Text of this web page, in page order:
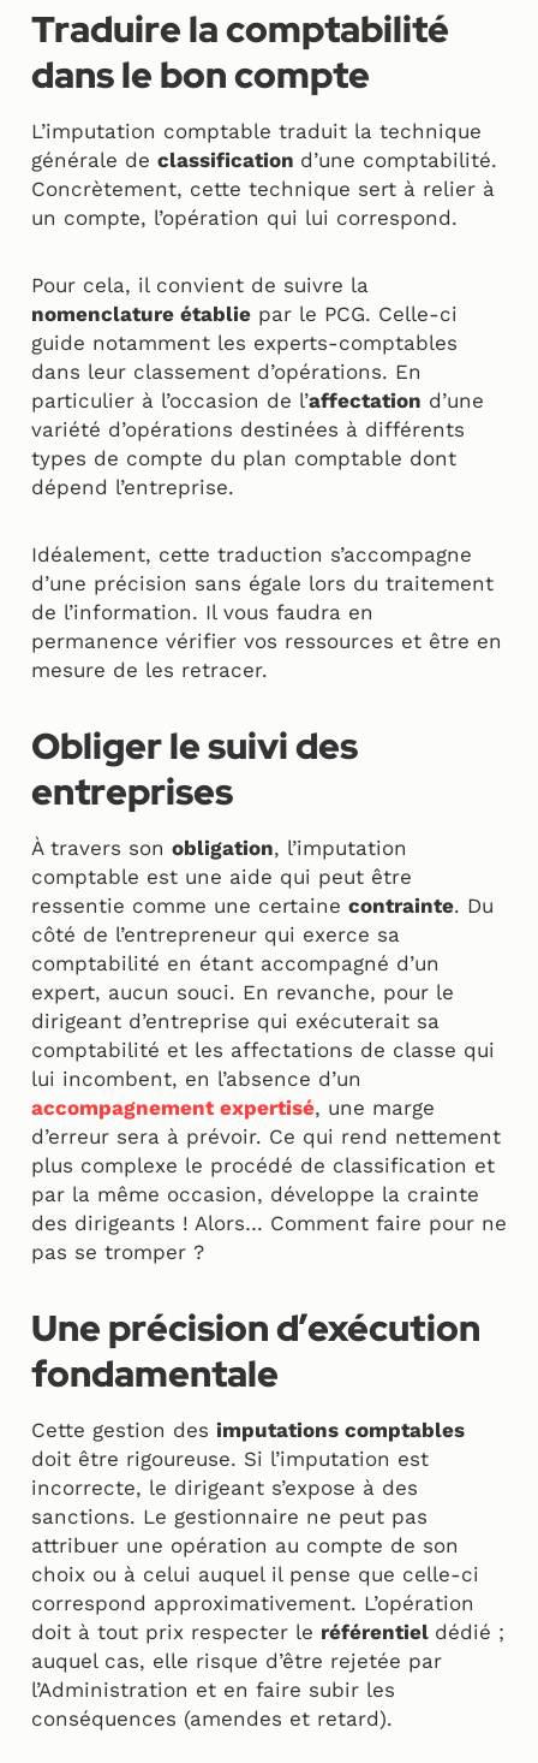
Traduire la comptabilité
dans le bon compte
L’imputation comptable traduit la technique
générale de classification d’une comptabilité.
Concrètement, cette technique sert à relier à
un compte, l’opération qui lui correspond.
Pour cela, il convient de suivre la
nomenclature établie par le PCG. Celle-ci
guide notamment les experts-comptables
dans leur classement d’opérations. En
particulier à l’occasion de l’affectation d’une
variété d’opérations destinées à différents
types de compte du plan comptable dont
dépend l’entreprise.
Idéalement, cette traduction s’accompagne
d’une précision sans égale lors du traitement
de l’information. Il vous faudra en
permanence vérifier vos ressources et être en
mesure de les retracer.
Obliger le suivi des
entreprises
À travers son obligation, l’imputation
comptable est une aide qui peut être
ressentie comme une certaine contrainte. Du
côté de l’entrepreneur qui exerce sa
comptabilité en étant accompagné d’un
expert, aucun souci. En revanche, pour le
dirigeant d’entreprise qui exécuterait sa
comptabilité et les affectations de classe qui
lui incombent, en l’absence d’un
accompagnement expertisé, une marge
d’erreur sera à prévoir. Ce qui rend nettement
plus complexe le procédé de classification et
par la même occasion, développe la crainte
des dirigeants ! Alors… Comment faire pour ne
pas se tromper ?
Une précision d’exécution
fondamentale
Cette gestion des imputations comptables
doit être rigoureuse. Si l’imputation est
incorrecte, le dirigeant s’expose à des
sanctions. Le gestionnaire ne peut pas
attribuer une opération au compte de son
choix ou à celui auquel il pense que celle-ci
correspond approximativement. L’opération
doit à tout prix respecter le référentiel dédié ;
auquel cas, elle risque d’être rejetée par
l’Administration et en faire subir les
conséquences (amendes et retard).